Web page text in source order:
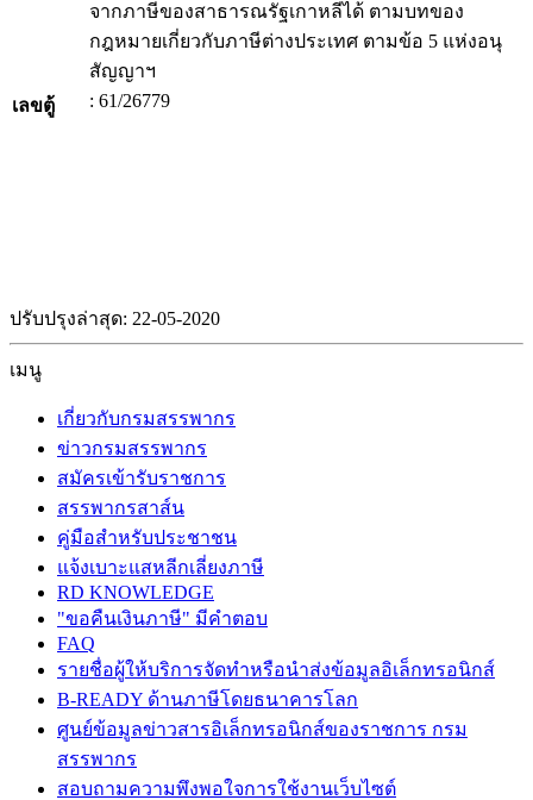
จากภาษีของสาธารณรัฐเกาหลีได้ ตามบทของ
กฎหมายเกี่ยวกับภาษีต่างประเทศ ตามข้อ 5 แห่งอนุ
สัญญาฯ
เลขตู้
: 61/26779
ปรับปรุงล่าสุด: 22-05-2020
เมนู
เกี่ยวกับกรมสรรพากร
ข่าวกรมสรรพากร
สมัครเข้ารับราชการ
สรรพากรสาส์น
คู่มือสำหรับประชาชน
แจ้งเบาะแสหลีกเลี่ยงภาษี
RD KNOWLEDGE
"ขอคืนเงินภาษี" มีคำตอบ
FAQ
รายชื่อผู้ให้บริการจัดทำหรือนำส่งข้อมูลอิเล็กทรอนิกส์
B-READY ด้านภาษีโดยธนาคารโลก
ศูนย์ข้อมูลข่าวสารอิเล็กทรอนิกส์ของราชการ กรม
สรรพากร
สอบถามความพึงพอใจการใช้งานเว็บไซต์